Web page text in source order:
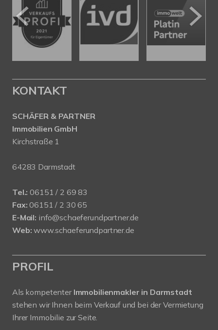
KONTAKT
SCHÄFER & PARTNER
Immobilien GmbH
Kirchstraße 1
64283 Darmstadt
Tel.: 06151 / 2 69 83
Fax: 06151 / 2 30 65
E-Mail: info@schaeferundpartner.de
Web: www.schaeferundpartner.de
PROFIL
Als kompetenter Immobilienmakler in Darmstadt
stehen wir Ihnen beim Verkauf und bei der Vermietung
Ihrer Immobilie zur Seite.